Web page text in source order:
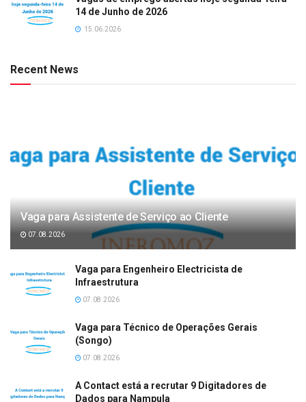
14 de Junho de 2026
15.06.2026
Recent News
Vaga para Assistente de Serviço ao Cliente
07.08.2026
Vaga para Engenheiro Electricista de
Infraestrutura
07.08.2026
Vaga para Técnico de Operações Gerais
(Songo)
07.08.2026
A Contact está a recrutar 9 Digitadores de
Dados para Nampula